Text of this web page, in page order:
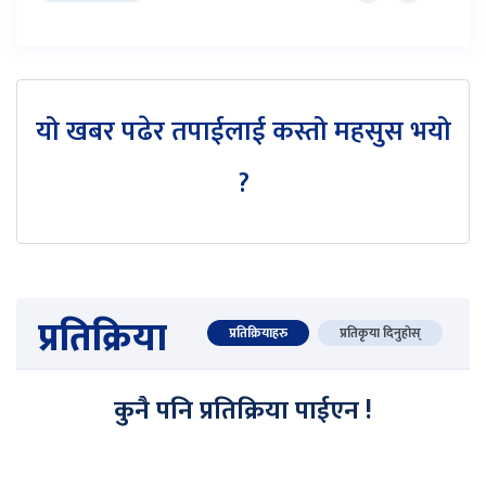
यो खबर पढेर तपाईलाई कस्तो महसुस भयो
?
प्रतिक्रिया प्रतिक्रियाहरु प्रतिकृया दिनुहोस्
कुनै पनि प्रतिक्रिया पाईएन !